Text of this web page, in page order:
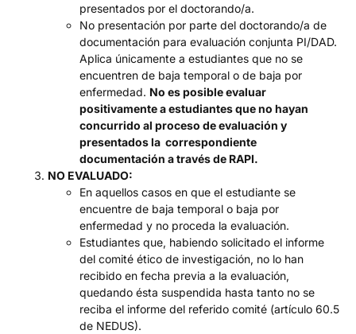
presentados por el doctorando/a.
No presentación por parte del doctorando/a de
documentación para evaluación conjunta PI/DAD.
Aplica únicamente a estudiantes que no se
encuentren de baja temporal o de baja por
enfermedad. No es posible evaluar
positivamente a estudiantes que no hayan
concurrido al proceso de evaluación y
presentados la correspondiente
documentación a través de RAPI.
NO EVALUADO:
En aquellos casos en que el estudiante se
encuentre de baja temporal o baja por
enfermedad y no proceda la evaluación.
Estudiantes que, habiendo solicitado el informe
del comité ético de investigación, no lo han
recibido en fecha previa a la evaluación,
quedando ésta suspendida hasta tanto no se
reciba el informe del referido comité (artículo 60.5
de NEDUS).